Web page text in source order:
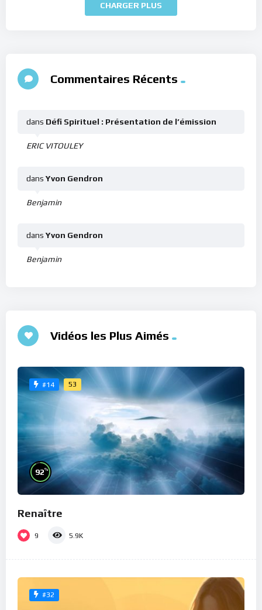
CHARGER PLUS
Commentaires Récents
ERIC VITOULEY
dans Défi Spirituel : Présentation de l’émission
Benjamin
dans Yvon Gendron
Benjamin
dans Yvon Gendron
Vidéos les Plus Aimés
#14 53
92%
Renaître
9 5.9K
#32